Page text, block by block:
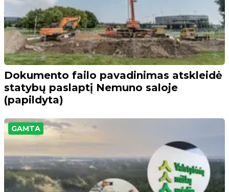
Dokumento failo pavadinimas atskleidė
statybų paslaptį Nemuno saloje
(papildyta)
GAMTA